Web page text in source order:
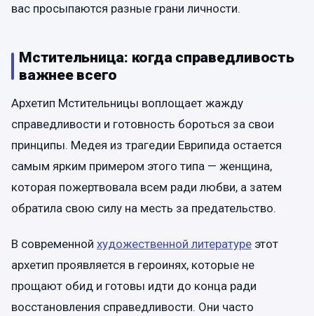
вас просыпаются разные грани личности.
Мстительница: когда справедливость
важнее всего
Архетип Мстительницы воплощает жажду
справедливости и готовность бороться за свои
принципы. Медея из трагедии Еврипида остается
самым ярким примером этого типа — женщина,
которая пожертвовала всем ради любви, а затем
обратила свою силу на месть за предательство.
В современной художественной литературе этот
архетип проявляется в героинях, которые не
прощают обид и готовы идти до конца ради
восстановления справедливости. Они часто